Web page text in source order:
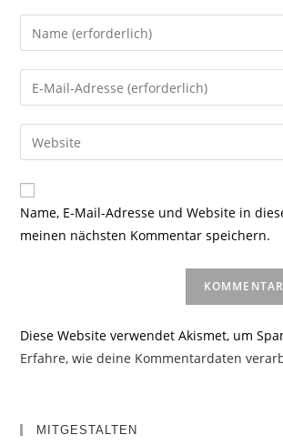
Gib
deinen
Namen
oder
zum
Kommentieren
ein
Gib
deine
E-
Mail-
zum
Kommentieren
ein
Gib
deine
Website-
URL
Name, E-Mail-Adresse und Website in
meinen nächsten Kommentar speichern.
Diese Website verwendet Akismet, um
Erfahre, wie deine Kommentardaten
MITGESTALTEN